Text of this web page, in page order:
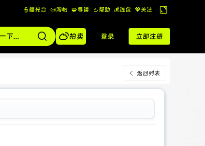
👮曝光台 📜淘帖 🧩导读 👛帮助 💰️钱包 💖关注
换
到
宽
版
拍卖 登录 立即注册
返回列表